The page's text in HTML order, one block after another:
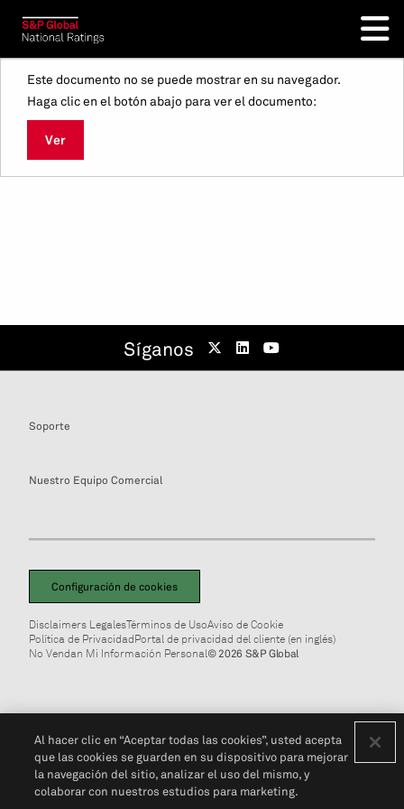
Este documento no se puede mostrar en su navegador.
Haga clic en el botón abajo para ver el documento:
Ver
Síganos
Soporte
Nuestro Equipo Comercial
Configuración de cookies
Disclaimers LegalesTérminos de UsoAviso de Cookie
Política de PrivacidadPortal de privacidad del cliente (en inglés)
No Vendan Mi Información Personal© 2026 S&P Global
Al hacer clic en “Aceptar todas las cookies”, usted acepta
que las cookies se guarden en su dispositivo para mejorar
la navegación del sitio, analizar el uso del mismo, y
colaborar con nuestros estudios para marketing.